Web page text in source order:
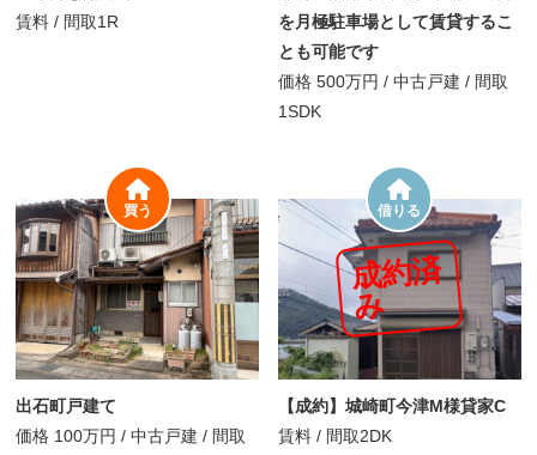
賃料 / 間取1R
を月極駐車場として賃貸するこ
とも可能です
価格 500万円 / 中古戸建 / 間取
1SDK
出石町戸建て
価格 100万円 / 中古戸建 / 間取
買う
成
約
済
み
【成約】城崎町今津M様貸家C
賃料 / 間取2DK
借りる